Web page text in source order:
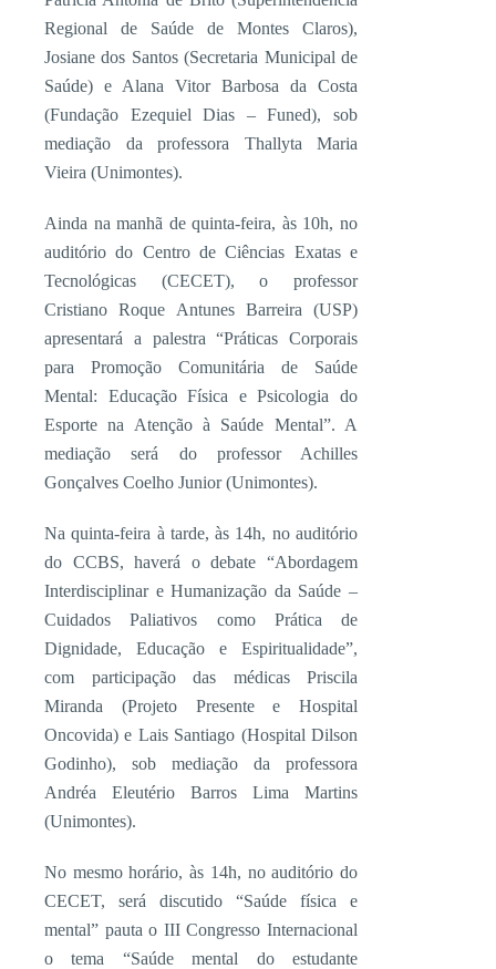
Regional de Saúde de Montes Claros),
Josiane dos Santos (Secretaria Municipal de
Saúde) e Alana Vitor Barbosa da Costa
(Fundação Ezequiel Dias – Funed), sob
mediação da professora Thallyta Maria
Vieira (Unimontes).
Ainda na manhã de quinta-feira, às 10h, no
auditório do Centro de Ciências Exatas e
Tecnológicas (CECET), o professor
Cristiano Roque Antunes Barreira (USP)
apresentará a palestra “Práticas Corporais
para Promoção Comunitária de Saúde
Mental: Educação Física e Psicologia do
Esporte na Atenção à Saúde Mental”. A
mediação será do professor Achilles
Gonçalves Coelho Junior (Unimontes).
Na quinta-feira à tarde, às 14h, no auditório
do CCBS, haverá o debate “Abordagem
Interdisciplinar e Humanização da Saúde –
Cuidados Paliativos como Prática de
Dignidade, Educação e Espiritualidade”,
com participação das médicas Priscila
Miranda (Projeto Presente e Hospital
Oncovida) e Lais Santiago (Hospital Dilson
Godinho), sob mediação da professora
Andréa Eleutério Barros Lima Martins
(Unimontes).
No mesmo horário, às 14h, no auditório do
CECET, será discutido “Saúde física e
mental” pauta o III Congresso Internacional
o tema “Saúde mental do estudante